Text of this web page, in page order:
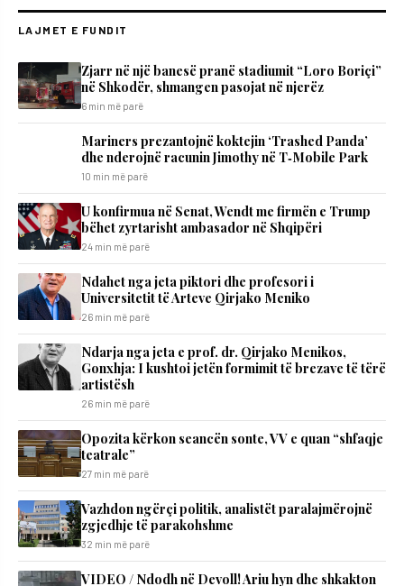
LAJMET E FUNDIT
Zjarr në një banesë pranë stadiumit “Loro Boriçi”
në Shkodër, shmangen pasojat në njerëz
6 min më parë
Mariners prezantojnë koktejin ‘Trashed Panda’
dhe nderojnë racunin Jimothy në T‑Mobile Park
10 min më parë
U konfirmua në Senat, Wendt me firmën e Trump
bëhet zyrtarisht ambasador në Shqipëri
24 min më parë
Ndahet nga jeta piktori dhe profesori i
Universitetit të Arteve Qirjako Meniko
26 min më parë
Ndarja nga jeta e prof. dr. Qirjako Menikos,
Gonxhja: I kushtoi jetën formimit të brezave të tërë
artistësh
26 min më parë
Opozita kërkon seancën sonte, VV e quan “shfaqje
teatrale”
27 min më parë
Vazhdon ngërçi politik, analistët paralajmërojnë
zgjedhje të parakohshme
32 min më parë
VIDEO / Ndodh në Devoll! Ariu hyn dhe shkakton